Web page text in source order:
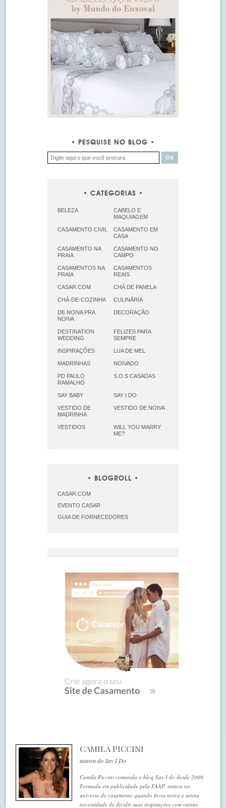
PESQUISE NO BLOG
CATEGORIAS
BELEZA
CABELO E
MAQUIAGEM
CASAMENTO CIVIL
CASAMENTO EM
CASA
CASAMENTO NA
PRAIA
CASAMENTO NO
CAMPO
CASAMENTOS NA
PRAIA
CASAMENTOS
REAIS
CASAR.COM CHÁ DE PANELA
CHÁ-DE-COZINHA CULINÁRIA
DE NOIVA PRA
NOIVA
DECORAÇÃO
DESTINATION
WEDDING
FELIZES PARA
SEMPRE
INSPIRAÇÕES LUA DE MEL
MADRINHAS NOIVADO
PD PAULO
RAMALHO
S.O.S CASADAS
SAY BABY SAY I DO
VESTIDO DE
MADRINHA
VESTIDO DE NOIVA
VESTIDOS
WILL YOU MARRY
ME?
BLOGROLL
CASAR.COM
EVENTO CASAR
GUIA DE FORNECEDORES
CAMILA PICCINI
autora do Say I Do
Camila Piccini comanda o blog Say I do desde 2009.
Formada em publicidade pela FAAP, entrou no
universo de casamento quando ficou noiva e sentiu
necessidade de dividir suas inspirações com outras